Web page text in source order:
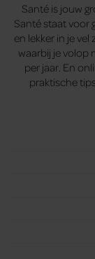
Santé is jouw
Santé staat voor
en lekker in je vel
waarbij je volop
per jaar. En
praktische